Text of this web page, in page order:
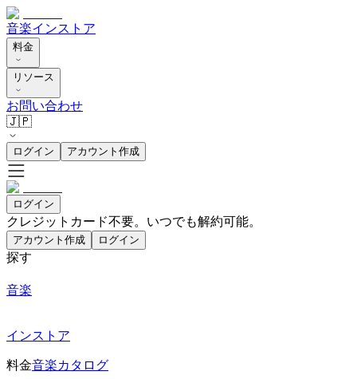
音楽インストア
料金
リソース
お問い合わせ
🇯🇵
ログイン アカウント作成
ログイン
クレジットカード不要。いつでも解約可能。
アカウント作成 ログイン
探す
音楽
インストア
料金音楽カタログ